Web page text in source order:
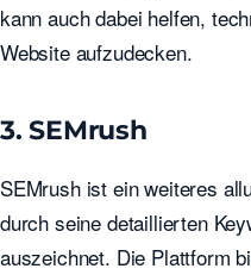
kann auch dabei helfen,
Website aufzudecken.
3. SEMrush
SEMrush ist ein weiteres
durch seine detaillierten
auszeichnet. Die Plattform